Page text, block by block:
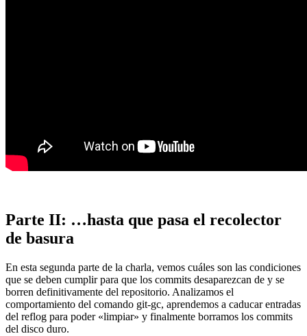
Parte II: …hasta que pasa el recolector
de basura
En esta segunda parte de la charla, vemos cuáles son las condiciones
que se deben cumplir para que los commits desaparezcan de y se
borren definitivamente del repositorio. Analizamos el
comportamiento del comando git-gc, aprendemos a caducar entradas
del reflog para poder «limpiar» y finalmente borramos los commits
del disco duro.